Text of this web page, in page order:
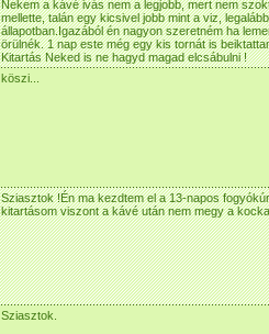
Nekem a kávé ivás nem a legjobb, mert nem
mellette, talán egy kicsivel jobb mint a viz,
állapotban.Igazából én nagyon szeretném ha
örülnék. 1 nap este még egy kis tornát is
Kitartás Neked is ne hagyd magad elcsábulni !
köszi...
Sziasztok !Én ma kezdtem el a 13-napos
kitartásom viszont a kávé után nem megy a
Sziasztok.